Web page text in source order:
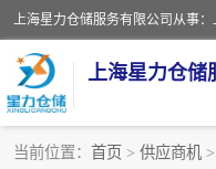
上海星力仓
当前位置： 首页 > 供应商机